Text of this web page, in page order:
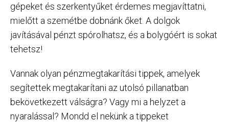
gépeket és szerkentyűket érdemes megjavíttatni,
mielőtt a szemétbe dobnánk őket. A dolgok
javításával pénzt spórolhatsz, és a bolygóért is sokat
tehetsz!
Vannak olyan pénzmegtakarítási tippek, amelyek
segítettek megtakarítani az utolsó pillanatban
bekövetkezett válságra? Vagy mi a helyzet a
nyaralással? Mondd el nekünk a tippeket